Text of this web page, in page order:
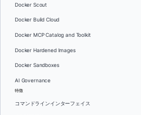
Docker Scout
Docker Build Cloud
Docker MCP Catalog and Toolkit
Docker Hardened Images
Docker Sandboxes
AI Governance
特徴
コマンドラインインターフェイス